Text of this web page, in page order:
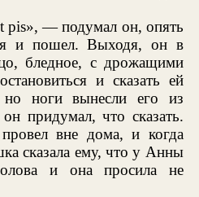
pis», — подумал он, опять
и пошел. Выходя, он в
бледное, с дрожащими
и сказать ей
но ноги вынесли его из
придумал, что сказать.
вне дома, и когда
сказала ему, что у Анны
и она просила не